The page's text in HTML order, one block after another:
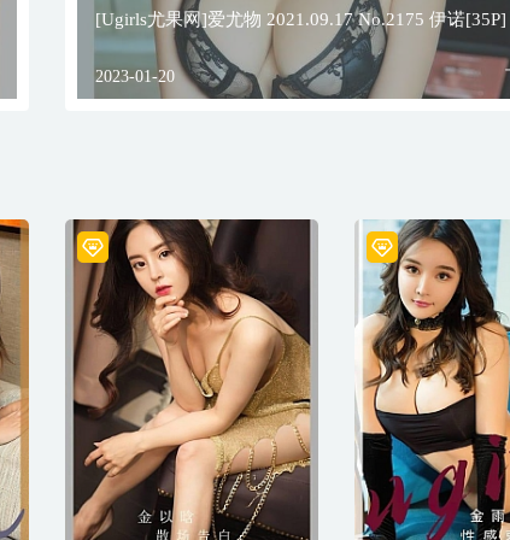
[Ugirls尤果网]爱尤物 2021.09.17 No.2175 伊诺[35P]
2023-01-20